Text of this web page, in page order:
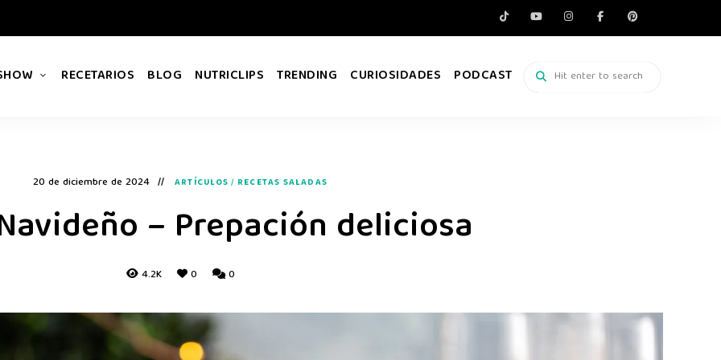
RECETARIOS BLOG NUTRICLIPS TRENDING CURIOSIDADES PODCAST
20 de diciembre de 2024 ARTÍCULOS / RECETAS SALADAS
– Prepación deliciosa
4.2K 0 0